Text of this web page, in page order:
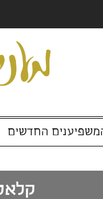
החדשים מנוסות